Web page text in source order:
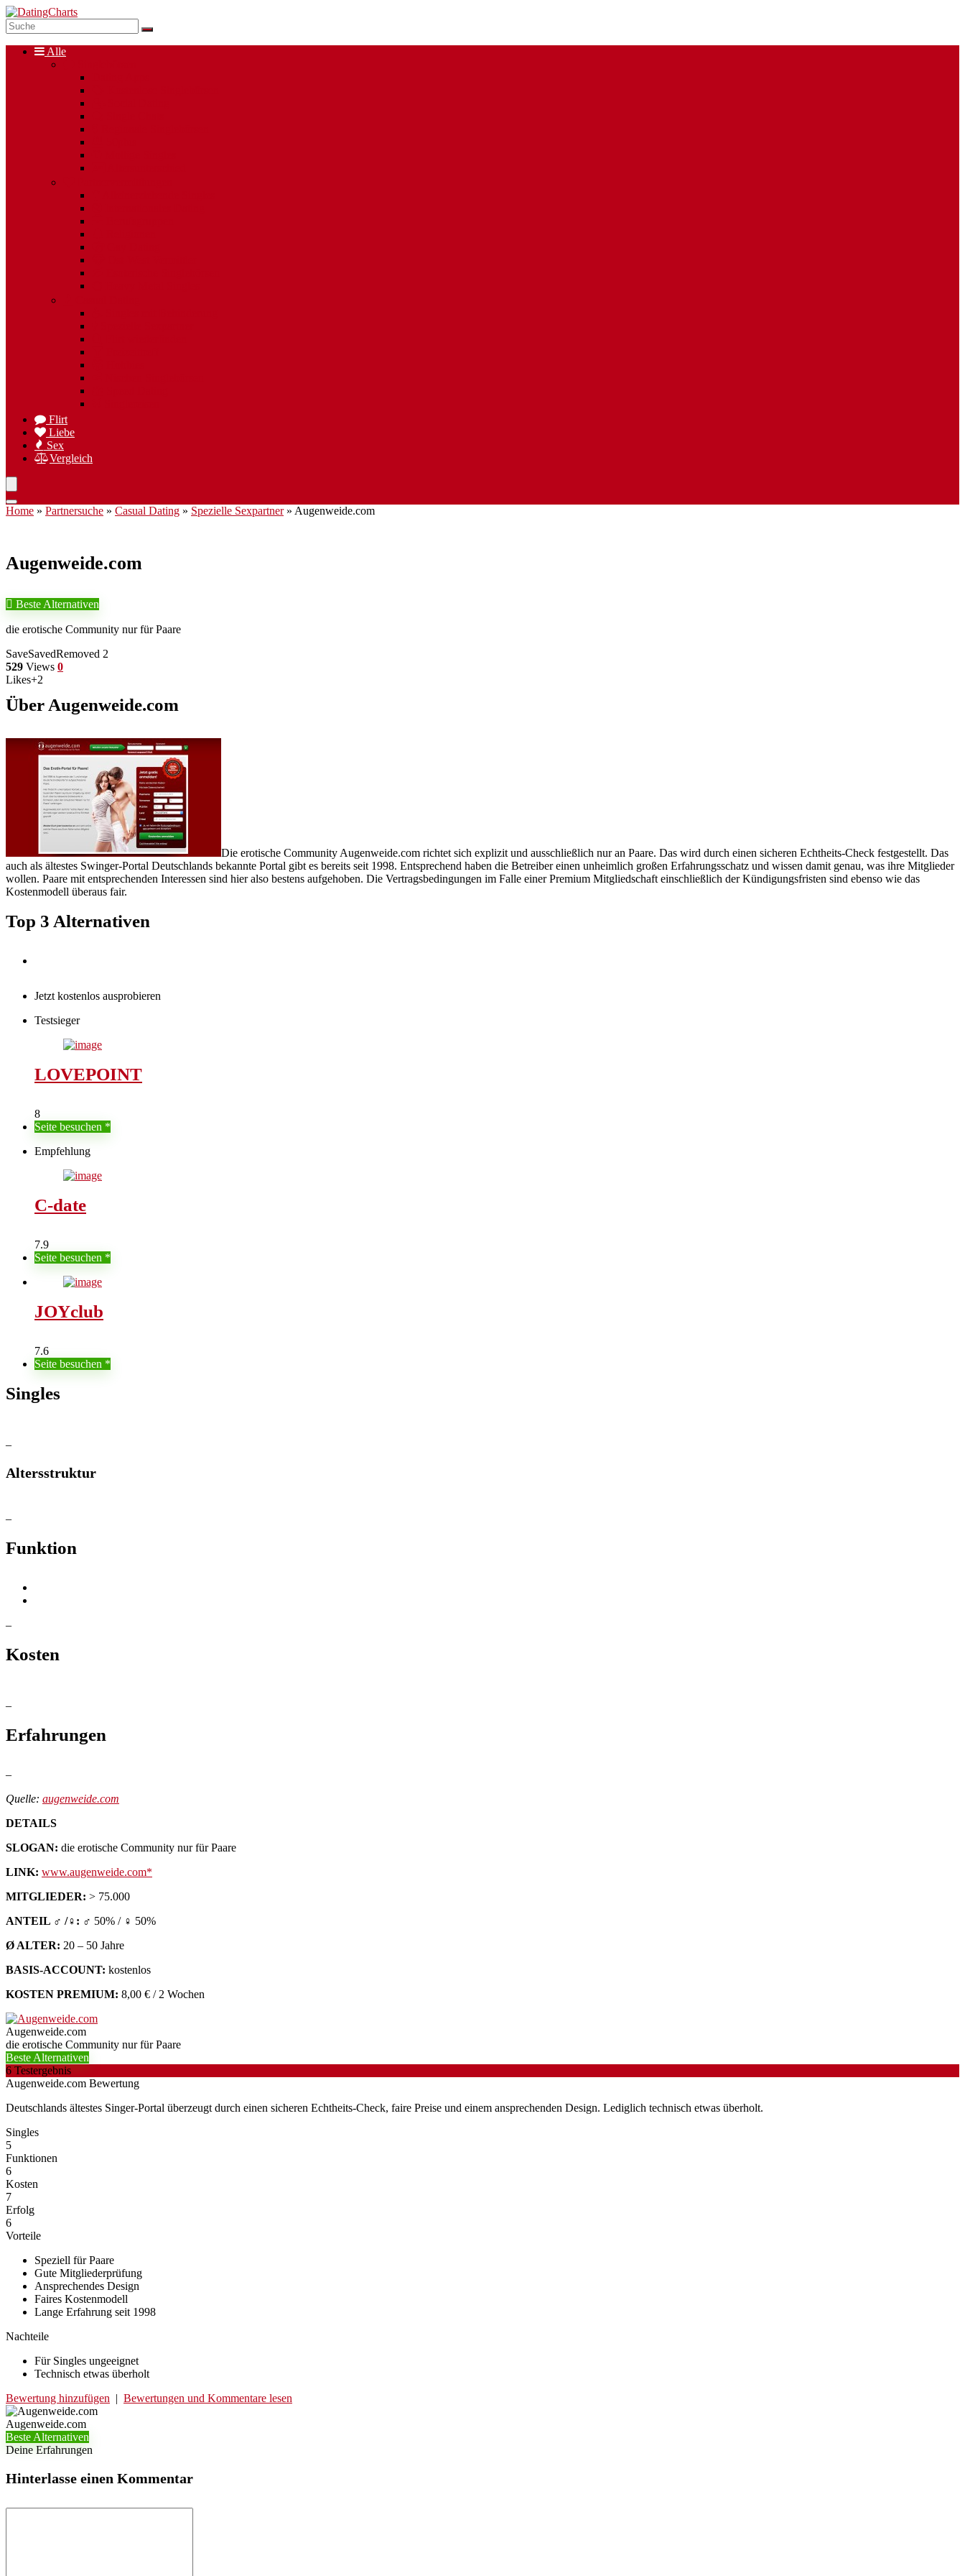
Alle
Flirt
Liebe
Sex
Vergleich
Home » Partnersuche » Casual Dating » Spezielle Sexpartner» Augenweide.com
Augenweide.com
Beste Alternativen
die erotische Community nur für Paare
SaveSavedRemoved 2
529 Views 0
Likes+2
Über Augenweide.com
Die erotische Community Augenweide.com richtet sich explizit und ausschließlich nur an Paare. Das wird durch einen sicheren Echtheits-Check festgestellt. Das
auch als ältestes Swinger-Portal Deutschlands bekannte Portal gibt es bereits seit 1998. Entsprechend haben die Betreiber einen unheimlich großen Erfahrungsschatz und wissen damit genau, was ihre Mitglieder
wollen. Paare mit entsprechenden Interessen sind hier also bestens aufgehoben. Die Vertragsbedingungen im Falle einer Premium Mitgliedschaft einschließlich der Kündigungsfristen sind ebenso wie das
Kostenmodell überaus fair.
Top 3 Alternativen
Jetzt kostenlos ausprobieren
Testsieger
LOVEPOINT
8
Seite besuchen
Empfehlung
C-date
7.9
Seite besuchen
JOYclub
7.6
Seite besuchen
Singles
–
Altersstruktur
–
Funktion
–
Kosten
–
Erfahrungen
–
Quelle: augenweide.com
DETAILS
SLOGAN: die erotische Community nur für Paare
LINK: www.augenweide.com
MITGLIEDER: > 75.000
ANTEIL ♂ /♀: ♂ 50% / ♀ 50%
Ø ALTER: 20 – 50 Jahre
BASIS-ACCOUNT: kostenlos
KOSTEN PREMIUM: 8,00 € / 2 Wochen
Augenweide.com
die erotische Community nur für Paare
Beste Alternativen
6 Testergebnis
Augenweide.com Bewertung
Deutschlands ältestes Singer-Portal überzeugt durch einen sicheren Echtheits-Check, faire Preise und einem ansprechenden Design. Lediglich technisch etwas überholt.
Singles
5
Funktionen
6
Kosten
7
Erfolg
6
Vorteile
Speziell für Paare
Gute Mitgliederprüfung
Ansprechendes Design
Faires Kostenmodell
Lange Erfahrung seit 1998
Nachteile
Für Singles ungeeignet
Technisch etwas überholt
Bewertung hinzufügen | Bewertungen und Kommentare lesen
Augenweide.com
Beste Alternativen
Deine Erfahrungen
Hinterlasse einen Kommentar